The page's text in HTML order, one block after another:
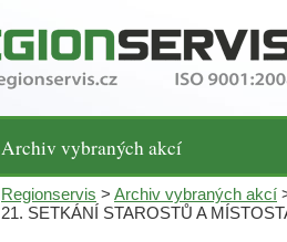
Archiv vybraných akcí
Regionservis > Archiv vybraných akcí
21. SETKÁNÍ STAROSTŮ A